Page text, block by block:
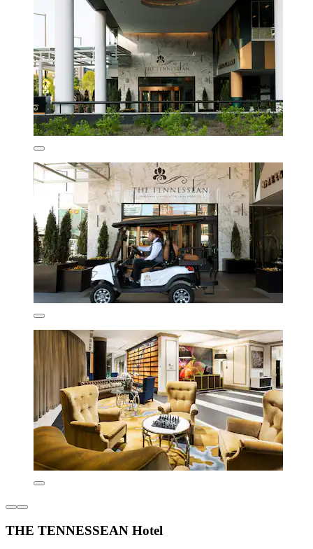
THE TENNESSEAN Hotel